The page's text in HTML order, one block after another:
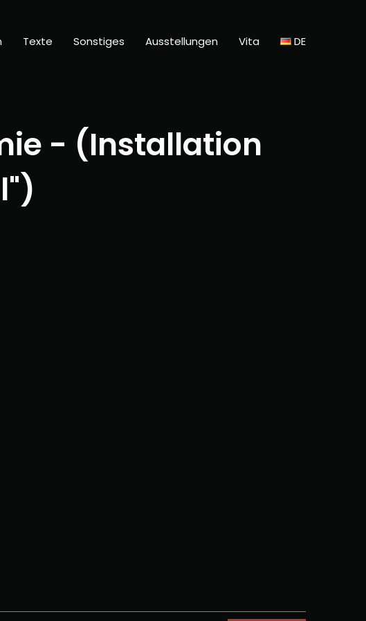
Texte Sonstiges Ausstellungen Vita DE
- (Installation